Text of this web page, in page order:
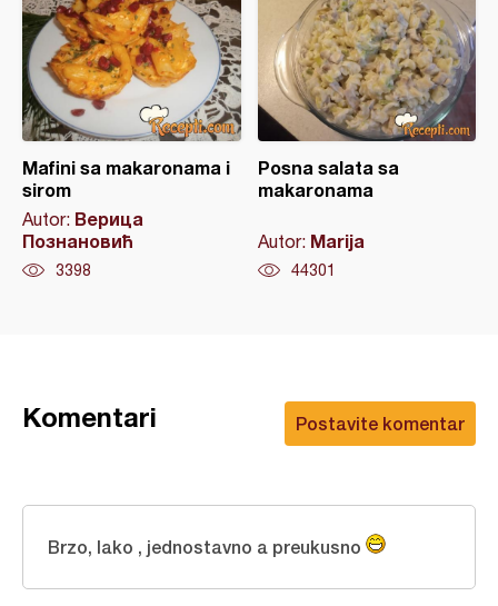
Mafini sa makaronama i
sirom
Autor: Верица
Познановић
3398
Posna salata sa
makaronama
Autor: Marija
44301
Postavite komentar
Komentari
Brzo, lako , jednostavno a preukusno